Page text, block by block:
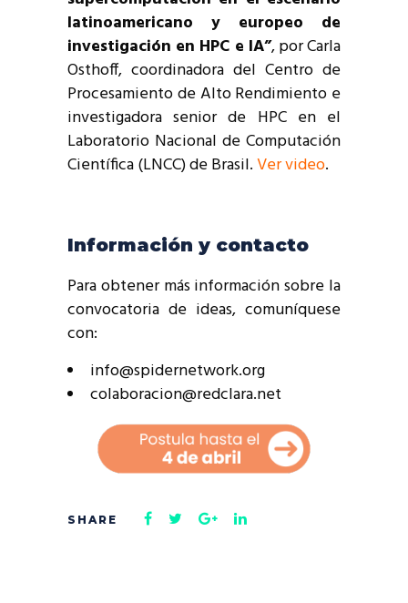
latinoamericano y europeo de
investigación en HPC e IA”, por Carla
Osthoff, coordinadora del Centro de
Procesamiento de Alto Rendimiento e
investigadora senior de HPC en el
Laboratorio Nacional de Computación
Científica (LNCC) de Brasil.Ver video.
Información y contacto
Para obtener más información sobre la
convocatoria de ideas, comuníquese
con:
info@spidernetwork.org
colaboracion@redclara.net